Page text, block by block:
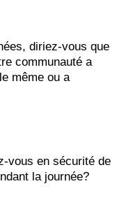
diriez-vous que
communauté a
même ou a
vous en sécurité de
la journée?